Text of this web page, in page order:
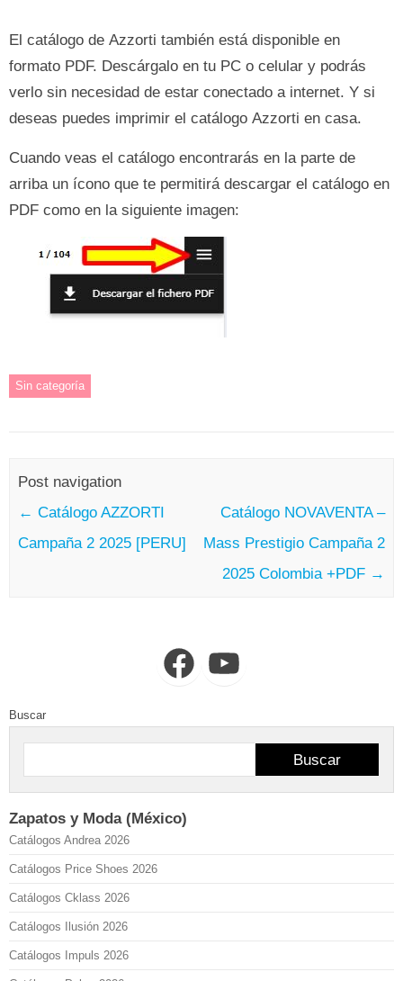
El catálogo de Azzorti también está disponible en
formato PDF. Descárgalo en tu PC o celular y podrás
verlo sin necesidad de estar conectado a internet. Y si
deseas puedes imprimir el catálogo Azzorti en casa.
Cuando veas el catálogo encontrarás en la parte de
arriba un ícono que te permitirá descargar el catálogo en
PDF como en la siguiente imagen:
Sin categoría
Post navigation
← Catálogo AZZORTI
Campaña 2 2025 [PERU]
Catálogo NOVAVENTA –
Mass Prestigio Campaña 2
2025 Colombia +PDF →
FacebookYouTube
Buscar
Buscar
Zapatos y Moda (México)
Catálogos Andrea 2026
Catálogos Price Shoes 2026
Catálogos Cklass 2026
Catálogos Ilusión 2026
Catálogos Impuls 2026